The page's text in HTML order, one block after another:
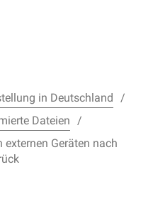
in Deutschland
Dateien
externen Geräten nach